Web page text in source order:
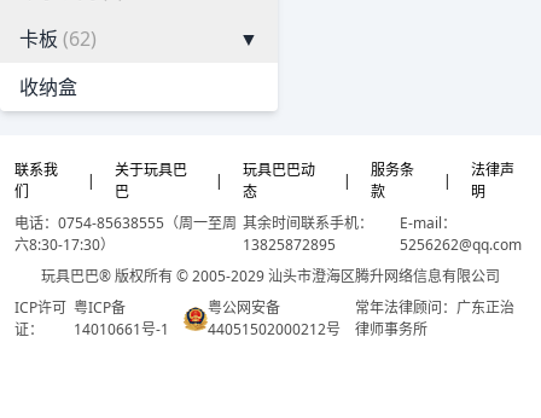
卡板 (62)
▼
收纳盒
联系我
们
|
关于玩具巴
巴
|
玩具巴巴动
态
|
服务条
款
|
法律声
明
电话：0754-85638555（周一至周
六8:30-17:30）
其余时间联系手机：
13825872895
E-mail：
5256262@qq.com
玩具巴巴® 版权所有 © 2005-2029 汕头市澄海区腾升网络信息有限公司
ICP许可
证：
粤ICP备
14010661号-1
粤公网安备
44051502000212号
常年法律顾问：广东正治
律师事务所